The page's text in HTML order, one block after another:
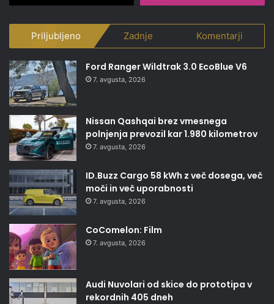
Priljubljeno Zadnje Komentarji
Ford Ranger Wildtrak 3.0 EcoBlue V6
7. avgusta, 2026
Nissan Qashqai brez vmesnega
polnjenja prevozil kar 1.980 kilometrov
7. avgusta, 2026
ID.Buzz Cargo 58 kWh z več dosega, več
moči in več uporabnosti
7. avgusta, 2026
CoComelon: Film
7. avgusta, 2026
Audi Nuvolari od skice do prototipa v
rekordnih 405 dneh